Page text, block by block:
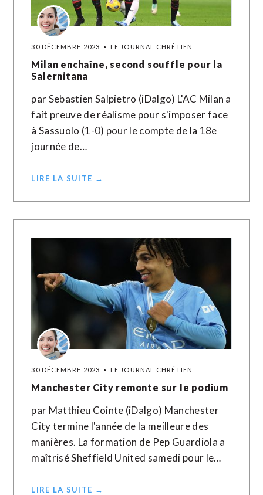
30 DÉCEMBRE 2023 LE JOURNAL CHRÉTIEN
Milan enchaîne, second souffle pour la
Salernitana
par Sebastien Salpietro (iDalgo) L'AC Milan a
fait preuve de réalisme pour s'imposer face
à Sassuolo (1-0) pour le compte de la 18e
journée de…
LIRE LA SUITE →
30 DÉCEMBRE 2023 LE JOURNAL CHRÉTIEN
Manchester City remonte sur le podium
par Matthieu Cointe (iDalgo) Manchester
City termine l'année de la meilleure des
manières. La formation de Pep Guardiola a
maîtrisé Sheffield United samedi pour le…
LIRE LA SUITE →